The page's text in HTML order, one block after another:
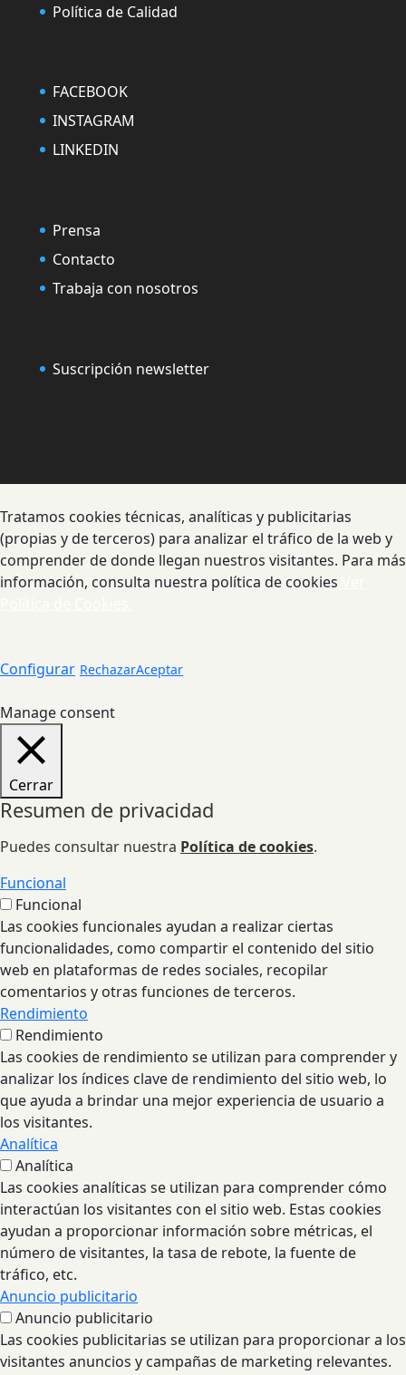
Política de Calidad
FACEBOOK
INSTAGRAM
LINKEDIN
Prensa
Contacto
Trabaja con nosotros
Suscripción newsletter
Tratamos cookies técnicas, analíticas y publicitarias
(propias y de terceros) para analizar el tráfico de la web y
comprender de donde llegan nuestros visitantes. Para más
información, consulta nuestra política de cookies
Configurar RechazarAceptar
Manage consent
Cerrar
Resumen de privacidad
Puedes consultar nuestra Política de cookies.
Funcional
Funcional
Las cookies funcionales ayudan a realizar ciertas
funcionalidades, como compartir el contenido del sitio
web en plataformas de redes sociales, recopilar
comentarios y otras funciones de terceros.
Rendimiento
Rendimiento
Las cookies de rendimiento se utilizan para comprender y
analizar los índices clave de rendimiento del sitio web, lo
que ayuda a brindar una mejor experiencia de usuario a
los visitantes.
Analítica
Analítica
Las cookies analíticas se utilizan para comprender cómo
interactúan los visitantes con el sitio web. Estas cookies
ayudan a proporcionar información sobre métricas, el
número de visitantes, la tasa de rebote, la fuente de
tráfico, etc.
Anuncio publicitario
Anuncio publicitario
Las cookies publicitarias se utilizan para proporcionar a los
visitantes anuncios y campañas de marketing relevantes.